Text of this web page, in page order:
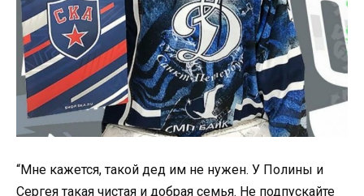
“Мне кажется, такой дед им не нужен. У Полины и
Сергея такая чистая и добрая семья. Не подпускайте